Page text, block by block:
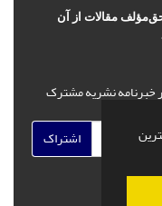
مقالات از آن
خبرنامه نشریه مشترک
اشتراک